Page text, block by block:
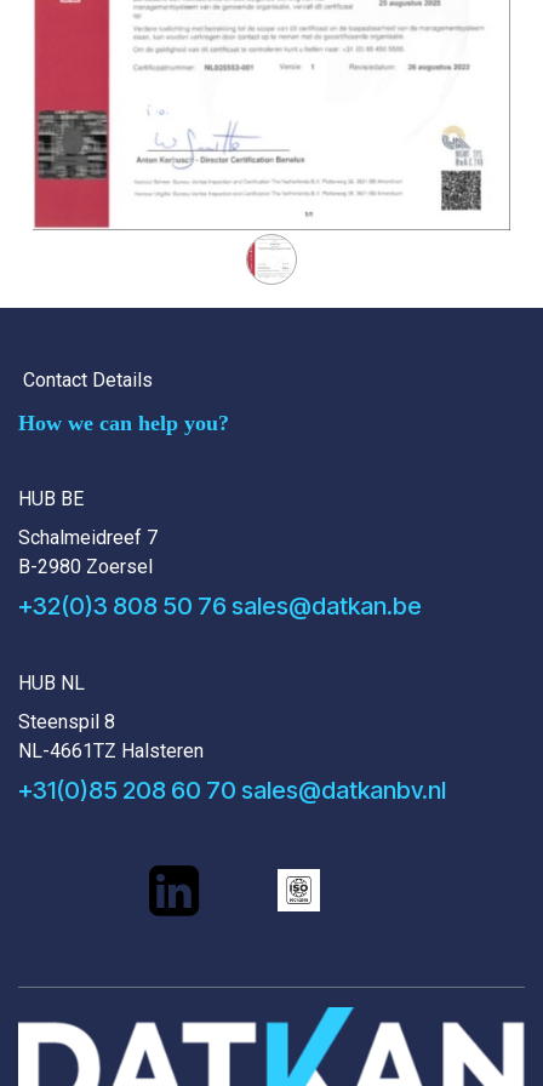
Contact Details
How we can help you?
HUB BE
Schalmeidreef 7
B-2980 Zoersel
+32(0)3 808 50 76 sales@datkan.be
HUB NL
Steenspil 8
NL-4661TZ Halsteren
+31(0)85 208 60 70 sales@datkanbv.nl